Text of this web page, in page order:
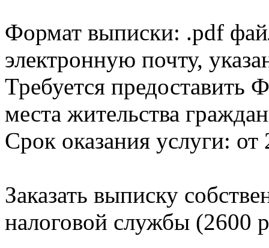
Формат выписки: .pdf
электронную почту,
Требуется
места жительства
Срок оказания услуги: от
Заказать выписку
налоговой службы (2600